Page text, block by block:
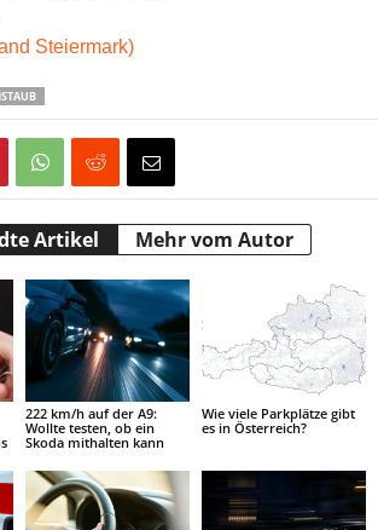
Steiermark)
Artikel Mehr vom Autor
222 km/h auf der A9:
Wollte testen, ob ein
Skoda mithalten kann
Wie viele Parkplätze gibt
es in Österreich?